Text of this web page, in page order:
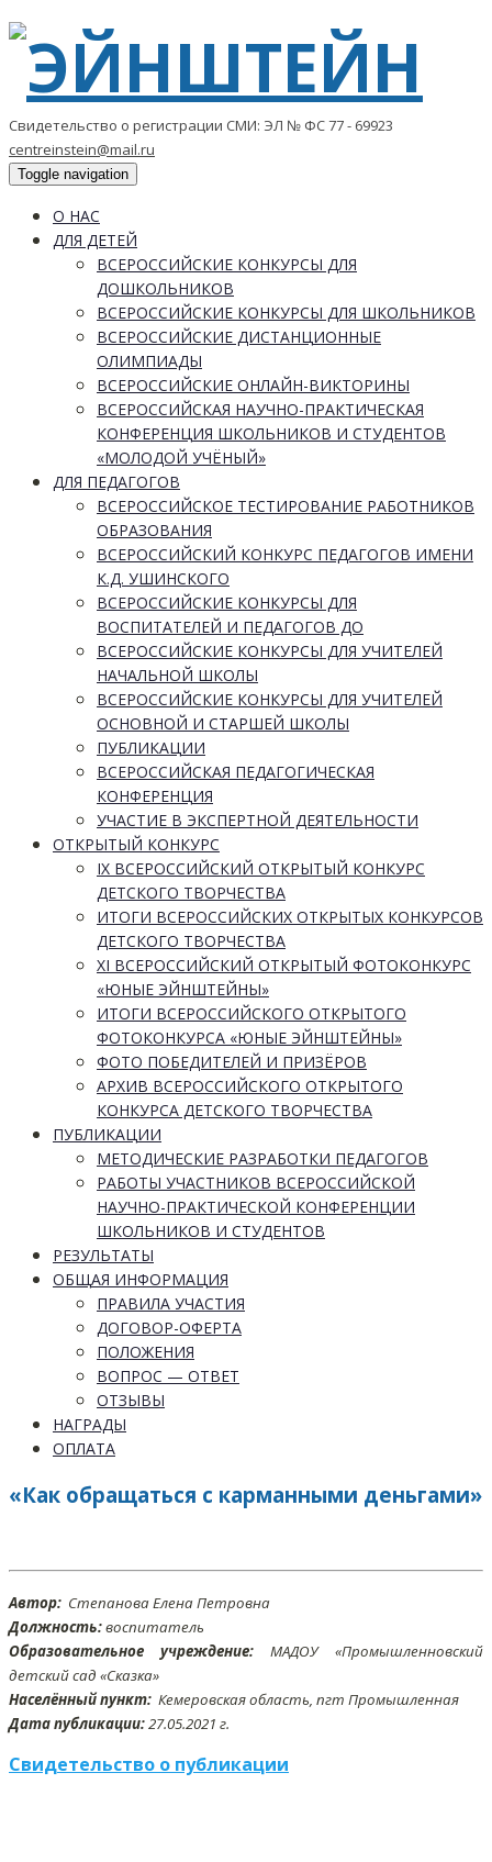
Свидетельство о регистрации СМИ: ЭЛ № ФС 77 - 69923
centreinstein@mail.ru
Toggle navigation
О НАС
ДЛЯ ДЕТЕЙ
ВСЕРОССИЙСКИЕ КОНКУРСЫ ДЛЯ
ДОШКОЛЬНИКОВ
ВСЕРОССИЙСКИЕ КОНКУРСЫ ДЛЯ ШКОЛЬНИКОВ
ВСЕРОССИЙСКИЕ ДИСТАНЦИОННЫЕ
ОЛИМПИАДЫ
ВСЕРОССИЙСКИЕ ОНЛАЙН-ВИКТОРИНЫ
ВСЕРОССИЙСКАЯ НАУЧНО-ПРАКТИЧЕСКАЯ
КОНФЕРЕНЦИЯ ШКОЛЬНИКОВ И СТУДЕНТОВ
«МОЛОДОЙ УЧЁНЫЙ»
ДЛЯ ПЕДАГОГОВ
ВСЕРОССИЙСКОЕ ТЕСТИРОВАНИЕ РАБОТНИКОВ
ОБРАЗОВАНИЯ
ВСЕРОССИЙСКИЙ КОНКУРС ПЕДАГОГОВ ИМЕНИ
К.Д. УШИНСКОГО
ВСЕРОССИЙСКИЕ КОНКУРСЫ ДЛЯ
ВОСПИТАТЕЛЕЙ И ПЕДАГОГОВ ДО
ВСЕРОССИЙСКИЕ КОНКУРСЫ ДЛЯ УЧИТЕЛЕЙ
НАЧАЛЬНОЙ ШКОЛЫ
ВСЕРОССИЙСКИЕ КОНКУРСЫ ДЛЯ УЧИТЕЛЕЙ
ОСНОВНОЙ И СТАРШЕЙ ШКОЛЫ
ПУБЛИКАЦИИ
ВСЕРОССИЙСКАЯ ПЕДАГОГИЧЕСКАЯ
КОНФЕРЕНЦИЯ
УЧАСТИЕ В ЭКСПЕРТНОЙ ДЕЯТЕЛЬНОСТИ
ОТКРЫТЫЙ КОНКУРС
IX ВСЕРОССИЙСКИЙ ОТКРЫТЫЙ КОНКУРС
ДЕТСКОГО ТВОРЧЕСТВА
ИТОГИ ВСЕРОССИЙСКИХ ОТКРЫТЫХ КОНКУРСОВ
ДЕТСКОГО ТВОРЧЕСТВА
XI ВСЕРОССИЙСКИЙ ОТКРЫТЫЙ ФОТОКОНКУРС
«ЮНЫЕ ЭЙНШТЕЙНЫ»
ИТОГИ ВСЕРОССИЙСКОГО ОТКРЫТОГО
ФОТОКОНКУРСА «ЮНЫЕ ЭЙНШТЕЙНЫ»
ФОТО ПОБЕДИТЕЛЕЙ И ПРИЗЁРОВ
АРХИВ ВСЕРОССИЙСКОГО ОТКРЫТОГО
КОНКУРСА ДЕТСКОГО ТВОРЧЕСТВА
ПУБЛИКАЦИИ
МЕТОДИЧЕСКИЕ РАЗРАБОТКИ ПЕДАГОГОВ
РАБОТЫ УЧАСТНИКОВ ВСЕРОССИЙСКОЙ
НАУЧНО-ПРАКТИЧЕСКОЙ КОНФЕРЕНЦИИ
ШКОЛЬНИКОВ И СТУДЕНТОВ
РЕЗУЛЬТАТЫ
ОБЩАЯ ИНФОРМАЦИЯ
ПРАВИЛА УЧАСТИЯ
ДОГОВОР-ОФЕРТА
ПОЛОЖЕНИЯ
ВОПРОС — ОТВЕТ
ОТЗЫВЫ
НАГРАДЫ
ОПЛАТА
«Как обращаться с карманными деньгами»
Автор: Степанова Елена Петровна
Должность:воспитатель
Образовательное учреждение: МАДОУ «Промышленновский
детский сад «Сказка»
Населённый пункт: Кемеровская область, пгт Промышленная
Дата публикации:27.05.2021 г.
Свидетельство о публикации